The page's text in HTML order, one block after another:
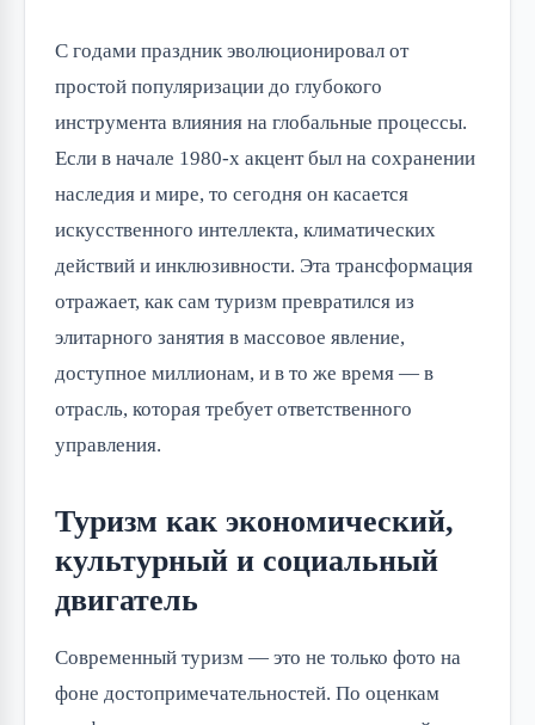
С годами праздник эволюционировал от
простой популяризации до глубокого
инструмента влияния на глобальные процессы.
Если в начале 1980-х акцент был на сохранении
наследия и мире, то сегодня он касается
искусственного интеллекта, климатических
действий и инклюзивности. Эта трансформация
отражает, как сам туризм превратился из
элитарного занятия в массовое явление,
доступное миллионам, и в то же время — в
отрасль, которая требует ответственного
управления.
Туризм как экономический,
культурный и социальный
двигатель
Современный туризм — это не только фото на
фоне достопримечательностей. По оценкам